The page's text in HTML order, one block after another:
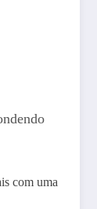
com uma